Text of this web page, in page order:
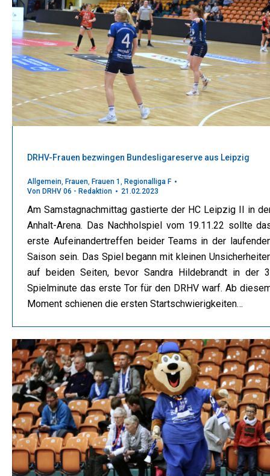
DRHV-Frauen bezwingen Bundesligareserve aus Leipzig
Allgemein, Frauen, Frauen 1 , Regionalliga F
Von DRHV 06 - Redaktion 21.02.2023
Am Samstagnachmittag gastierte der HC Leipzig II in
Anhalt-Arena. Das Nachholspiel vom 19.11.22 sollte
erste Aufeinandertreffen beider Teams in der
Saison sein. Das Spiel begann mit kleinen
auf beiden Seiten, bevor Sandra Hildebrandt in der
Spielminute das erste Tor für den DRHV warf. Ab
Moment schienen die ersten Startschwierigkeiten…